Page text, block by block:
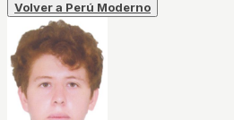
Volver a Perú Moderno